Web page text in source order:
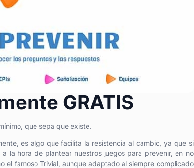
GRATIS
que sepa que existe.
es algo que facilita la resistencia al cambio, ya que si
la hora de plantear nuestros juegos para prevenir, en no
el famoso Trivial, aunque adaptado al siempre complicado